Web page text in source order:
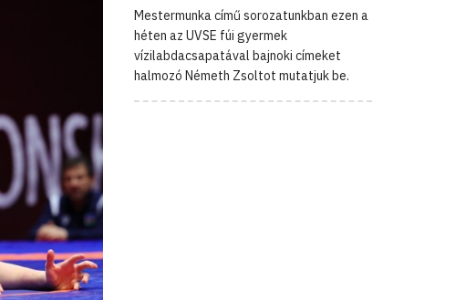
Mestermunka című sorozatunkban ezen a
héten az UVSE fúi gyermek
vízilabdacsapatával bajnoki címeket
halmozó Németh Zsoltot mutatjuk be.